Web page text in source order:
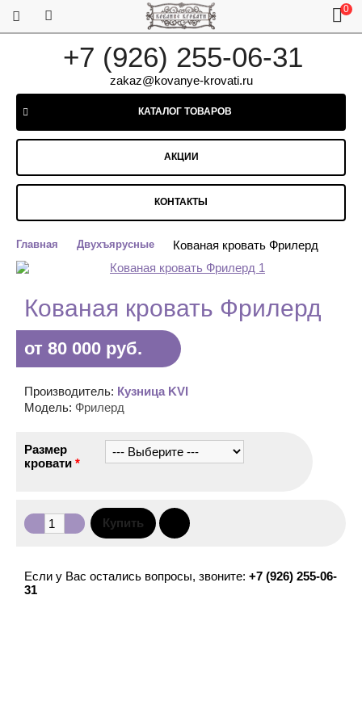
+7 (926) 255-06-31
zakaz@kovanye-krovati.ru
0
КАТАЛОГ ТОВАРОВ
АКЦИИ
КОНТАКТЫ
Главная Двухъярусные Кованая кровать Фрилерд
Кованая кровать Фрилерд
от 80 000 руб.
Производитель: Кузница KVI
Модель: Фрилерд
Размер
кровати *
Если у Вас остались вопросы, звоните: +7 (926) 255-06-
31